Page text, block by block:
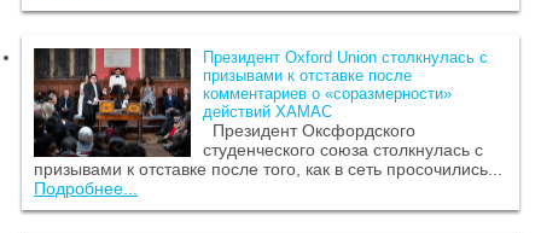
Президент Oxford Union столкнулась с
призывами к отставке после
комментариев о «соразмерности»
действий ХАМАС
Президент Оксфордского
студенческого союза столкнулась с
призывами к отставке после того, как в сеть просочились...
Подробнее...